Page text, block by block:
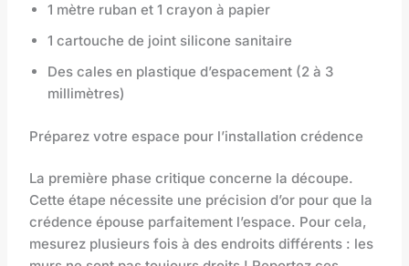
1 mètre ruban et 1 crayon à papier
1 cartouche de joint silicone sanitaire
Des cales en plastique d’espacement (2 à 3
millimètres)
Préparez votre espace pour l’installation crédence
La première phase critique concerne la découpe.
Cette étape nécessite une précision d’or pour que la
crédence épouse parfaitement l’espace. Pour cela,
mesurez plusieurs fois à des endroits différents : les